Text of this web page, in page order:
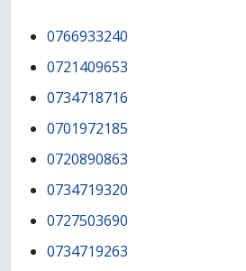
0766933240
0721409653
0734718716
0701972185
0720890863
0734719320
0727503690
0734719263